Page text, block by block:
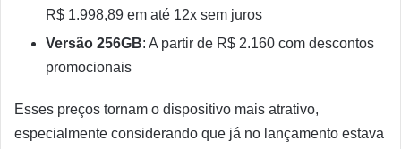
R$ 1.998,89 em até 12x sem juros
Versão 256GB: A partir de R$ 2.160 com descontos
promocionais
Esses preços tornam o dispositivo mais atrativo,
especialmente considerando que já no lançamento estava